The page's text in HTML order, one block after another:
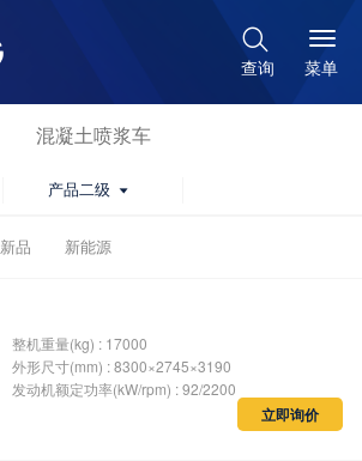

查询 菜单
混凝土喷浆车
产品二级 
新品 新能源
整机重量(kg) : 17000
外形尺寸(mm) : 8300×2745×3190
发动机额定功率(kW/rpm) : 92/2200
立即询价